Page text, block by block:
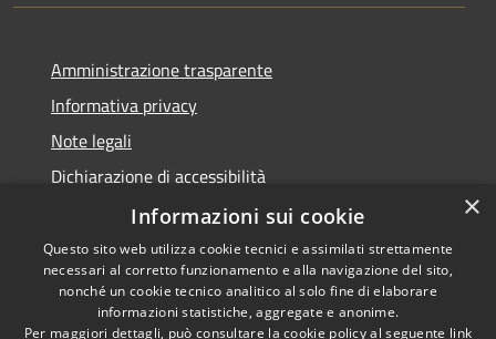
Amministrazione trasparente
Informativa privacy
Note legali
Dichiarazione di accessibilità
Piano di miglioramento dei servizi
RSS
Copyright © 2026 • Comune di
×
Informazioni sui cookie
Questo sito web utilizza cookie tecnici e assimilati strettamente
necessari al corretto funzionamento e alla navigazione del sito,
nonché un cookie tecnico analitico al solo fine di elaborare
informazioni statistiche, aggregate e anonime.
Per maggiori dettagli, può consultare la cookie policy al seguente link